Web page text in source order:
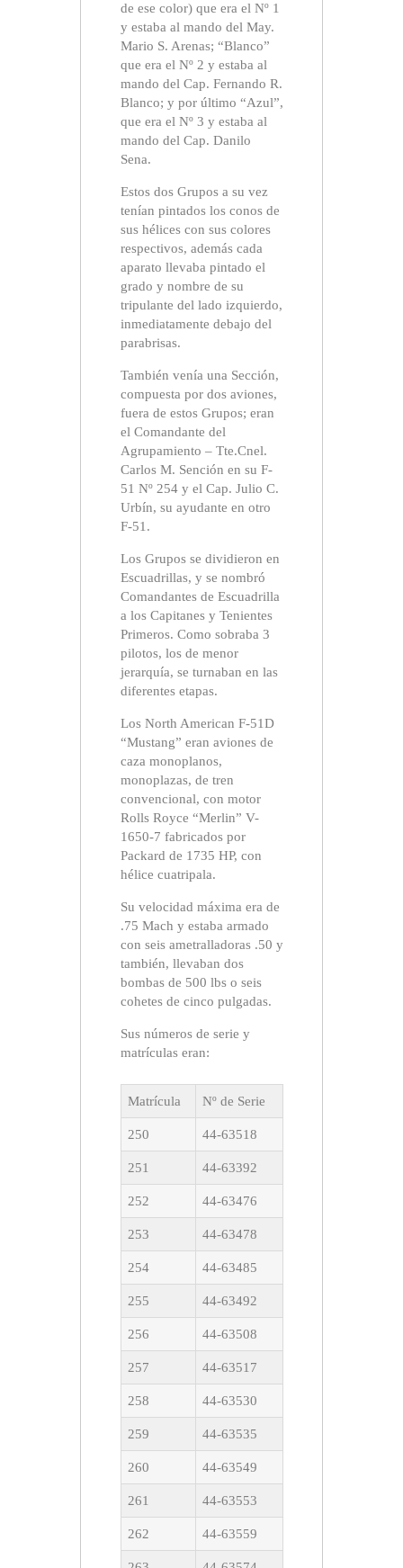
de ese color) que era el Nº 1
y estaba al mando del May.
Mario S. Arenas; “Blanco”
que era el Nº 2 y estaba al
mando del Cap. Fernando R.
Blanco; y por último “Azul”,
que era el Nº 3 y estaba al
mando del Cap. Danilo
Sena.
Estos dos Grupos a su vez
tenían pintados los conos de
sus hélices con sus colores
respectivos, además cada
aparato llevaba pintado el
grado y nombre de su
tripulante del lado izquierdo,
inmediatamente debajo del
parabrisas.
También venía una Sección,
compuesta por dos aviones,
fuera de estos Grupos; eran
el Comandante del
Agrupamiento – Tte.Cnel.
Carlos M. Sención en su F-
51 Nº 254 y el Cap. Julio C.
Urbín, su ayudante en otro
F-51.
Los Grupos se dividieron en
Escuadrillas, y se nombró
Comandantes de Escuadrilla
a los Capitanes y Tenientes
Primeros. Como sobraba 3
pilotos, los de menor
jerarquía, se turnaban en las
diferentes etapas.
Los North American F-51D
“Mustang” eran aviones de
caza monoplanos,
monoplazas, de tren
convencional, con motor
Rolls Royce “Merlin” V-
1650-7 fabricados por
Packard de 1735 HP, con
hélice cuatripala.
Su velocidad máxima era de
.75 Mach y estaba armado
con seis ametralladoras .50 y
también, llevaban dos
bombas de 500 lbs o seis
cohetes de cinco pulgadas.
Sus números de serie y
matrículas eran:
Matrícula Nº de Serie
250 44-63518
251 44-63392
252 44-63476
253 44-63478
254 44-63485
255 44-63492
256 44-63508
257 44-63517
258 44-63530
259 44-63535
260 44-63549
261 44-63553
262 44-63559